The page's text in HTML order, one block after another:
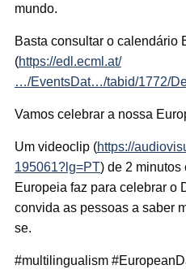
mundo.
Basta consultar o calendário
(https://edl.ecml.at/
…/EventsDat…/tabid/1772/
Vamos celebrar a nossa
Um videoclip (https://
195061?lg=PT) de 2 minutos
Europeia faz para celebrar o
convida as pessoas a saber
se.
#multilingualism